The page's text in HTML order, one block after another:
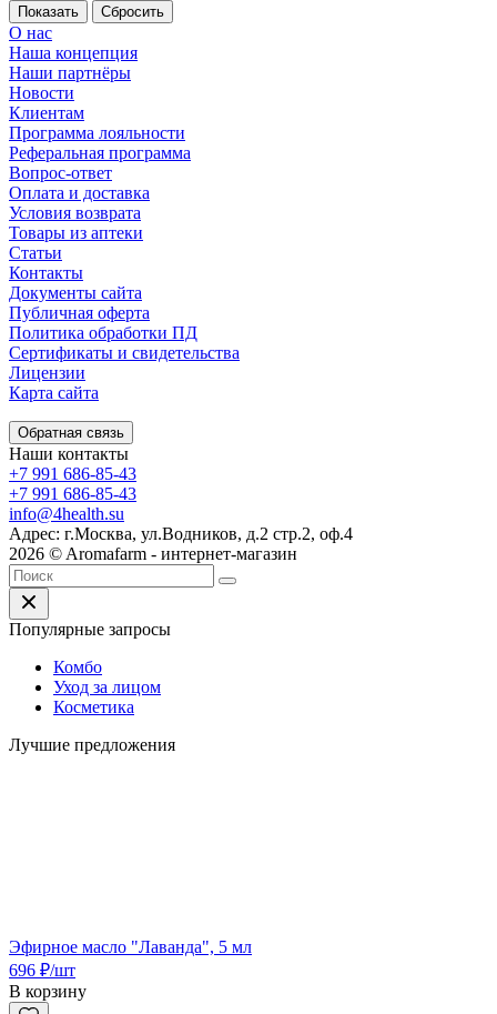
Сбросить
О нас
Наша концепция
Наши партнёры
Новости
Клиентам
Программа лояльности
Реферальная программа
Вопрос-ответ
Оплата и доставка
Условия возврата
Товары из аптеки
Статьи
Контакты
Документы сайта
Публичная оферта
Политика обработки ПД
Сертификаты и свидетельства
Лицензии
Карта сайта
Обратная связь
Наши контакты
+7 991 686-85-43
+7 991 686-85-43
info@4health.su
Адрес: г.Москва, ул.Водников, д.2 стр.2, оф.4
2026 © Aromafarm - интернет-магазин
Популярные запросы
Комбо
Уход за лицом
Косметика
Лучшие предложения
Эфирное масло "Лаванда", 5 мл
696 ₽/шт
В корзину